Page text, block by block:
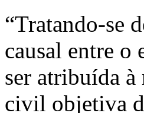
“Tratando-se
causal entre o
ser atribuída à
civil objetiva